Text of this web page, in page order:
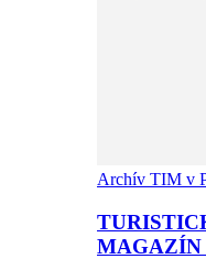
Archív TIM v
MAGAZÍN